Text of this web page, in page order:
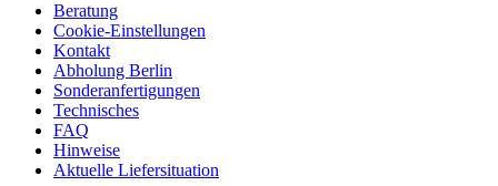
Beratung
Cookie-Einstellungen
Kontakt
Abholung Berlin
Sonderanfertigungen
Technisches
FAQ
Hinweise
Aktuelle Liefersituation